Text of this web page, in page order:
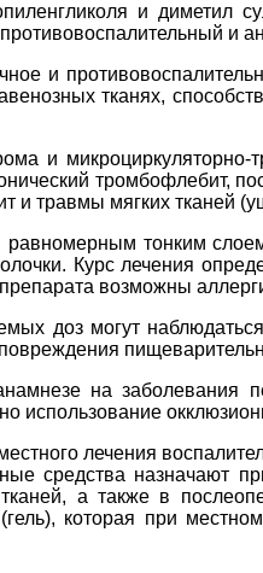
и диметил
и
и
тканях,
и микроциркуляторно-
тромбофлебит,
и травмы мягких тканей
тонким
Курс лечения
возможны
доз могут
на заболевания
лечения
средства назначают
а также в
которая при местном